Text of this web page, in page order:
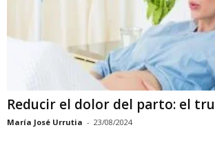
Reducir el dolor del parto: el
María José Urrutia - 23/08/2024